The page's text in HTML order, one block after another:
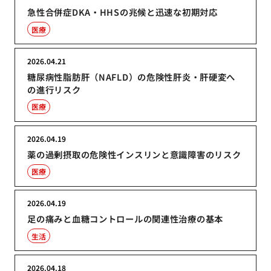
急性合併症DKA・HHSの兆候と迅速な初期対応
医療
糖尿病性脂肪肝（NAFLD）の危険性肝炎・肝硬変へ
の進行リスク
2026.04.21
医療
薬の過剰摂取の危険性インスリンと意識障害のリスク
2026.04.19
医療
足の痛みと血糖コントロールの関連性治療の基本
2026.04.19
生活
2026.04.18